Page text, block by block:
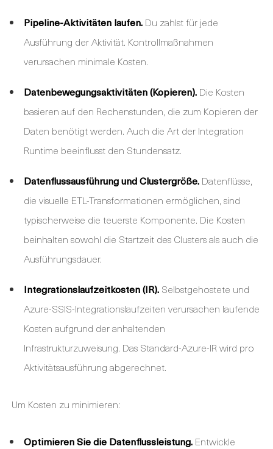
Pipeline-Aktivitäten laufen. Du zahlst für jede
Ausführung der Aktivität. Kontrollmaßnahmen
verursachen minimale Kosten.
Datenbewegungsaktivitäten (Kopieren). Die Kosten
basieren auf den Rechenstunden, die zum Kopieren der
Daten benötigt werden. Auch die Art der Integration
Runtime beeinflusst den Stundensatz.
Datenflussausführung und Clustergröße. Datenflüsse,
die visuelle ETL-Transformationen ermöglichen, sind
typischerweise die teuerste Komponente. Die Kosten
beinhalten sowohl die Startzeit des Clusters als auch die
Ausführungsdauer.
Integrationslaufzeitkosten (IR). Selbstgehostete und
Azure-SSIS-Integrationslaufzeiten verursachen laufende
Kosten aufgrund der anhaltenden
Infrastrukturzuweisung. Das Standard-Azure-IR wird pro
Aktivitätsausführung abgerechnet.
Um Kosten zu minimieren:
Optimieren Sie die Datenflussleistung. Entwickle